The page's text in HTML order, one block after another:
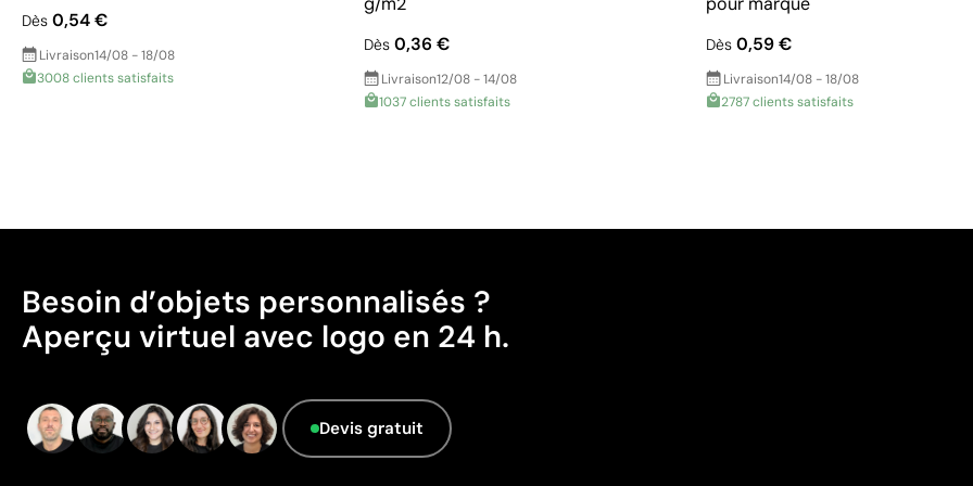
Dès 0,54 €
Livraison14/08 - 18/08
3008 clients satisfaits
Dès0,36 €
Livraison12/08 - 14/08
1037 clients satisfaits
Dès0,59 €
Livraison14/08 - 18/08
2787 clients satisfaits
Besoin d’objets personnalisés ?
Aperçu virtuel avec logo en 24 h.
Devis gratuit